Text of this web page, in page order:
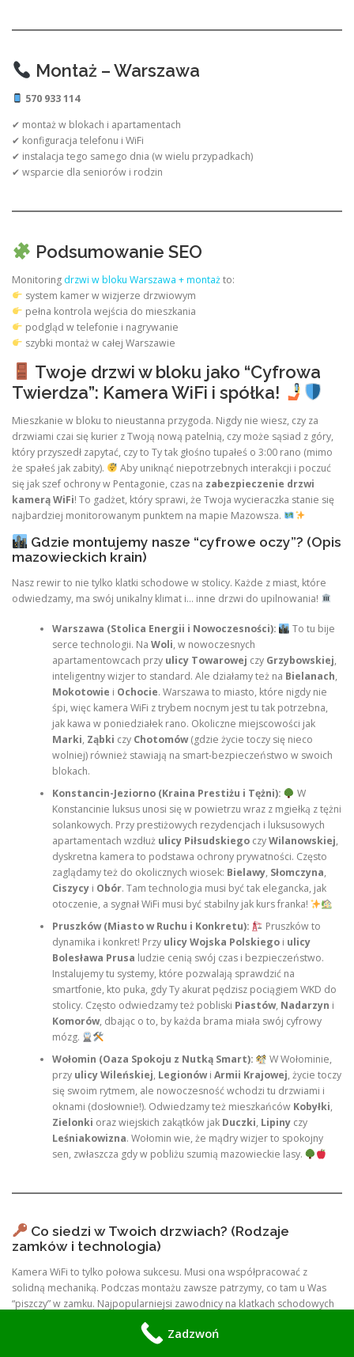
Montaż – Warszawa
570 933 114
✔ montaż w blokach i apartamentach
✔ konfiguracja telefonu i WiFi
✔ instalacja tego samego dnia (w wielu przypadkach)
✔ wsparcie dla seniorów i rodzin
Podsumowanie SEO
Monitoring drzwi w bloku Warszawa + montażto:
system kamer w wizjerze drzwiowym
pełna kontrola wejścia do mieszkania
podgląd w telefonie i nagrywanie
szybki montaż w całej Warszawie
Twoje drzwi w bloku jako “Cyfrowa
Twierdza”: Kamera WiFi i spółka!
Mieszkanie w bloku to nieustanna przygoda. Nigdy nie wiesz, czy za
drzwiami czai się kurier z Twoją nową patelnią, czy może sąsiad z góry,
który przyszedł zapytać, czy to Ty tak głośno tupałeś o 3:00 rano (mimo
że spałeś jak zabity).
Aby uniknąć niepotrzebnych interakcji i poczuć
się jak szef ochrony w Pentagonie, czas na zabezpieczenie drzwi
kamerą WiFi! To gadżet, który sprawi, że Twoja wycieraczka stanie się
najbardziej monitorowanym punktem na mapie Mazowsza.
Gdzie montujemy nasze “cyfrowe oczy”? (Opis
mazowieckich krain)
Nasz rewir to nie tylko klatki schodowe w stolicy. Każde z miast, które
odwiedzamy, ma swój unikalny klimat i… inne drzwi do upilnowania!
Warszawa (Stolica Energii i Nowoczesności):
To tu bije
serce technologii. Na Woli, w nowoczesnych
apartamentowcach przy ulicy Towarowej czy Grzybowskiej,
inteligentny wizjer to standard. Ale działamy też na Bielanach,
Mokotowie i Ochocie. Warszawa to miasto, które nigdy nie
śpi, więc kamera WiFi z trybem nocnym jest tu tak potrzebna,
jak kawa w poniedziałek rano. Okoliczne miejscowości jak
Marki, Ząbki czy Chotomów(gdzie życie toczy się nieco
wolniej) również stawiają na smart-bezpieczeństwo w swoich
blokach.
Konstancin-Jeziorno (Kraina Prestiżu i Tężni):
W
Konstancinie luksus unosi się w powietrzu wraz z mgiełką z tężni
solankowych. Przy prestiżowych rezydencjach i luksusowych
apartamentach wzdłuż ulicy PiłsudskiegoczyWilanowskiej,
dyskretna kamera to podstawa ochrony prywatności. Często
zaglądamy też do okolicznych wiosek: Bielawy, Słomczyna,
Ciszycyi Obór. Tam technologia musi być tak elegancka, jak
otoczenie, a sygnał WiFi musi być stabilny jak kurs franka!
Pruszków (Miasto w Ruchu i Konkretu):
Pruszków to
dynamika i konkret! Przy ulicy Wojska Polskiegoi ulicy
Bolesława Prusa ludzie cenią swój czas i bezpieczeństwo.
Instalujemy tu systemy, które pozwalają sprawdzić na
smartfonie, kto puka, gdy Ty akurat pędzisz pociągiem WKD do
stolicy. Często odwiedzamy też pobliski Piastów, Nadarzyn i
Komorów, dbając o to, by każda brama miała swój cyfrowy
mózg.
Wołomin (Oaza Spokoju z Nutką Smart):
W Wołominie,
przy ulicy Wileńskiej, Legionówi Armii Krajowej, życie toczy
się swoim rytmem, ale nowoczesność wchodzi tu drzwiami i
oknami (dosłownie!). Odwiedzamy też mieszkańców Kobyłki,
Zielonki oraz wiejskich zakątków jak Duczki, Lipinyczy
Leśniakowizna. Wołomin wie, że mądry wizjer to spokojny
sen, zwłaszcza gdy w pobliżu szumią mazowieckie lasy.
Co siedzi w Twoich drzwiach? (Rodzaje
zamków i technologia)
Kamera WiFi to tylko połowa sukcesu. Musi ona współpracować z
solidną mechaniką. Podczas montażu zawsze patrzymy, co tam u Was
“piszczy” w zamku. Najpopularniejsi zawodnicy na klatkach schodowych
Zadzwoń